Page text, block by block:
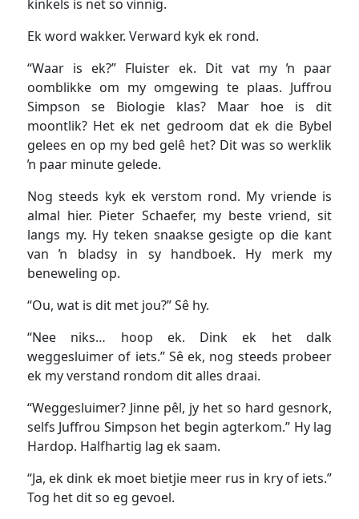
kinkels is net so vinnig.
Ek word wakker. Verward kyk ek rond.
“Waar is ek?” Fluister ek. Dit vat my ŉ paar
oomblikke om my omgewing te plaas. Juffrou
Simpson se Biologie klas? Maar hoe is dit
moontlik? Het ek net gedroom dat ek die Bybel
gelees en op my bed gelê het? Dit was so werklik
ŉ paar minute gelede.
Nog steeds kyk ek verstom rond. My vriende is
almal hier. Pieter Schaefer, my beste vriend, sit
langs my. Hy teken snaakse gesigte op die kant
van ŉ bladsy in sy handboek. Hy merk my
beneweling op.
“Ou, wat is dit met jou?” Sê hy.
“Nee niks… hoop ek. Dink ek het dalk
weggesluimer of iets.” Sê ek, nog steeds probeer
ek my verstand rondom dit alles draai.
“Weggesluimer? Jinne pêl, jy het so hard gesnork,
selfs Juffrou Simpson het begin agterkom.” Hy lag
Hardop. Halfhartig lag ek saam.
“Ja, ek dink ek moet bietjie meer rus in kry of iets.”
Tog het dit so eg gevoel.